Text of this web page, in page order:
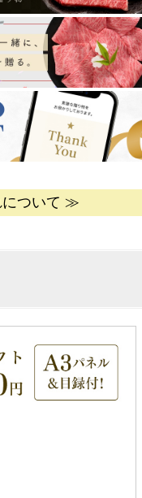
について ≫